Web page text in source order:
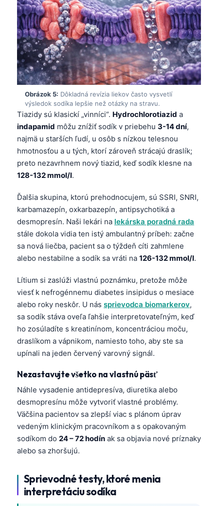
Obrázok 5: Dôkladná revízia liekov často vysvetlí
výsledok sodíka lepšie než otázky na stravu.
Tiazidy sú klasickí „vinníci“. Hydrochlorotiazid a
indapamid môžu znížiť sodík v priebehu 3-14 dní,
najmä u starších ľudí, u osôb s nízkou telesnou
hmotnosťou a u tých, ktorí zároveň strácajú draslík;
preto nezavrhnem nový tiazid, keď sodík klesne na
128-132 mmol/l.
Ďalšia skupina, ktorú prehodnocujem, sú SSRI, SNRI,
karbamazepín, oxkarbazepín, antipsychotiká a
desmopresín. Naši lekári na lekárska poradná rada
stále dokola vidia ten istý ambulantný príbeh: začne
sa nová liečba, pacient sa o týždeň cíti zahmlene
alebo nestabilne a sodík sa vráti na 126-132 mmol/l.
Lítium si zaslúži vlastnú poznámku, pretože môže
viesť k nefrogénnemu diabetes insipidus o mesiace
alebo roky neskôr. U nás sprievodca biomarkerov,
sa sodík stáva oveľa ľahšie interpretovateľným, keď
ho zosúladíte s kreatinínom, koncentráciou moču,
draslíkom a vápnikom, namiesto toho, aby ste sa
upínali na jeden červený varovný signál.
Nezastavujte všetko na vlastnú päsť
Náhle vysadenie antidepresíva, diuretika alebo
desmopresínu môže vytvoriť vlastné problémy.
Väčšina pacientov sa zlepší viac s plánom úprav
vedeným klinickým pracovníkom a s opakovaným
sodíkom do 24 – 72 hodín ak sa objavia nové príznaky
alebo sa zhoršujú.
Sprievodné testy, ktoré menia
interpretáciu sodíka
Татар теле
Беларуская мова
Frysk
Ślōnskŏ gŏdka
Norsk bokmål